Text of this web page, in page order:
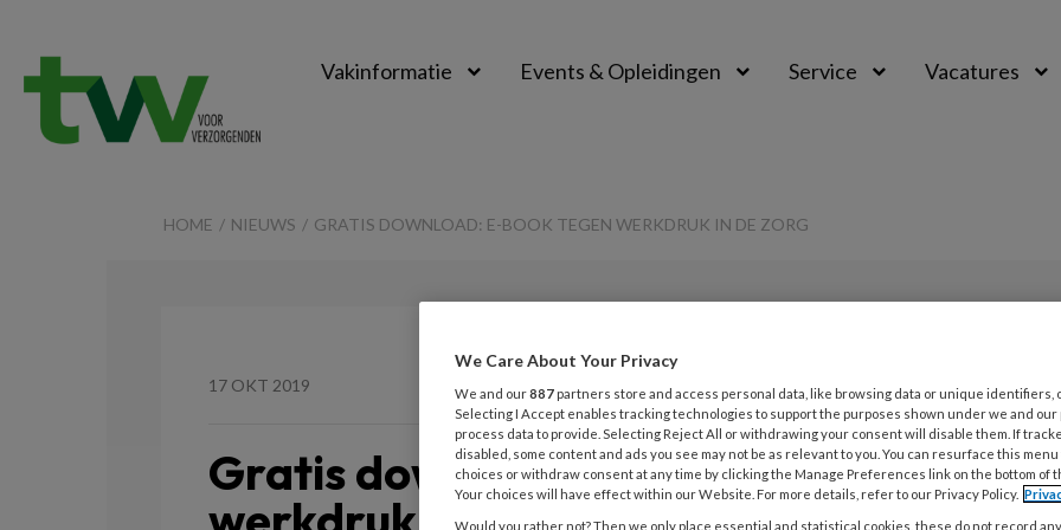
Vakinformatie Events & Opleidingen Service Vacatures
HOME NIEUWS GRATIS DOWNLOAD: E-BOOK TEGEN WERKDRUK IN DE ZORG
17 OKT 2019 Opslaan Reacties 0 Delen
Gratis download: e-book tegen
We Care About Your Privacy
We and our887 partners store and access personal data, like browsing data or unique identifiers,
Selecting I Accept enables tracking technologies to support the purposes shown under we and
process data to provide. Selecting Reject All or withdrawing your consent will disable them. If
disabled, some content and ads you see may not be as relevant to you. You can resurface this
choices or withdraw consent at any time by clicking the Manage Preferences link on the bottom of
Your choices will have effect within our Website. For more details, refer to our Privacy Policy.
Would you rather not? Then we only place essential and statistical cookies, these do not record